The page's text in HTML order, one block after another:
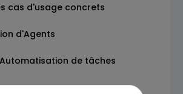
cas d'usage concrets
d'Agents
de tâches